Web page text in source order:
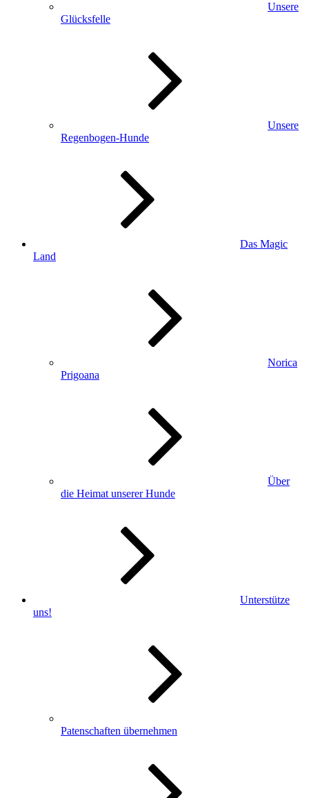
Unsere
Glücksfelle
Unsere
Regenbogen-Hunde
Das Magic
Land
Norica
Prigoana
Über
die Heimat unserer Hunde
Unterstütze
uns!
Patenschaften übernehmen